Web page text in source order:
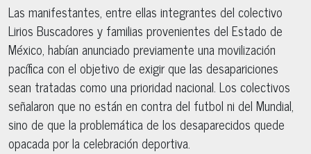
Las manifestantes, entre ellas integrantes del colectivo
Lirios Buscadores y familias provenientes del Estado de
México, habían anunciado previamente una movilización
pacífica con el objetivo de exigir que las desapariciones
sean tratadas como una prioridad nacional. Los colectivos
señalaron que no están en contra del futbol ni del Mundial,
sino de que la problemática de los desaparecidos quede
opacada por la celebración deportiva.